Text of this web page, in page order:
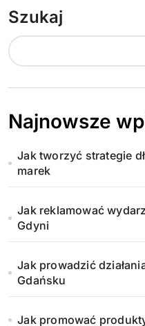
n
i
o
a
n
e
Szukaj
Najnowsze
Jak tworzyć strategie
marek
Jak reklamować
Gdyni
Jak prowadzić
Gdańsku
Jak promować